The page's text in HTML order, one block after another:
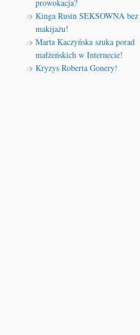
prowokacja?
Kinga Rusin SEKSOWNA bez
makijażu!
Marta Kaczyńska szuka porad
małżeńskich w Internecie!
Kryzys Roberta Gonery!